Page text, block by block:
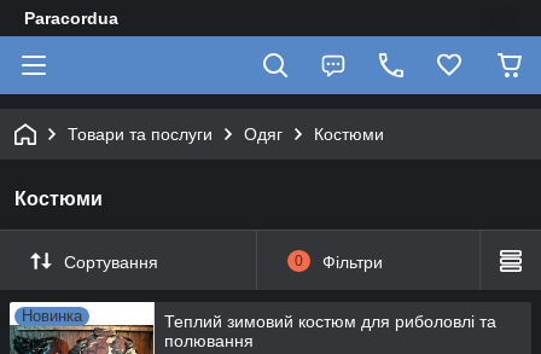
Paracordua
Товари та послуги Одяг Костюми
Костюми
Сортування 0 Фільтри
Новинка
Теплий зимовий костюм для риболовлі та
полювання